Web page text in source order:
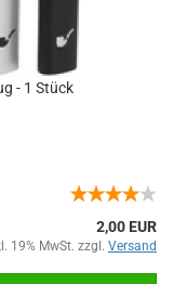
- 1 Stück
2,00 EUR
19% MwSt. zzgl. Versand